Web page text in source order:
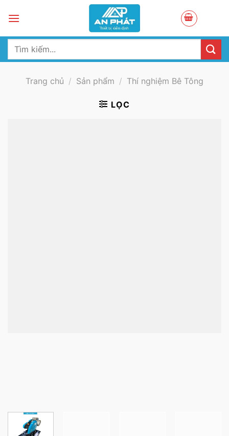
Tìm
Trang chủ / Sản phẩm / Thí nghiệm Bê Tông
LỌC